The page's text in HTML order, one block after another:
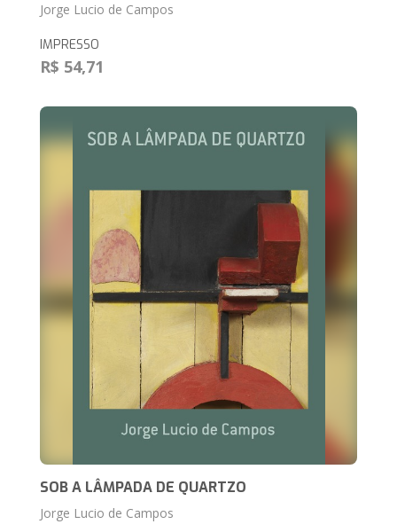
Jorge Lucio de Campos
IMPRESSO
R$ 54,71
SOB A LÂMPADA DE QUARTZO
Jorge Lucio de Campos